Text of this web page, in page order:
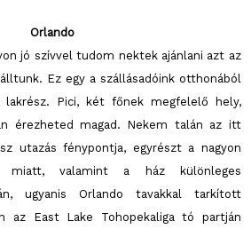
Orlando
jó szívvel tudom nektek ajánlani azt az
Ez egy a szállásadóink otthonából
Pici, két főnek megfelelő hely,
érezheted magad. Nekem talán az itt
utazás fénypontja, egyrészt a nagyon
miatt, valamint a ház különleges
ugyanis Orlando tavakkal tarkított
az East Lake Tohopekaliga tó partján